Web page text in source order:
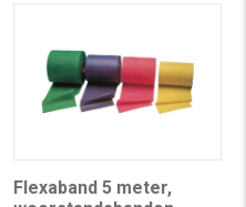
Flexaband 5 meter,